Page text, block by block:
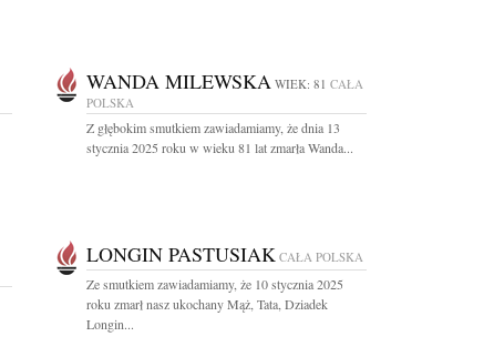
WANDA MILEWSKA WIEK: 81 CAŁA
POLSKA
Z głębokim smutkiem zawiadamiamy, że dnia 13
stycznia 2025 roku w wieku 81 lat zmarła Wanda...
LONGIN PASTUSIAK CAŁA POLSKA
Ze smutkiem zawiadamiamy, że 10 stycznia 2025
roku zmarł nasz ukochany Mąż, Tata, Dziadek
Longin...